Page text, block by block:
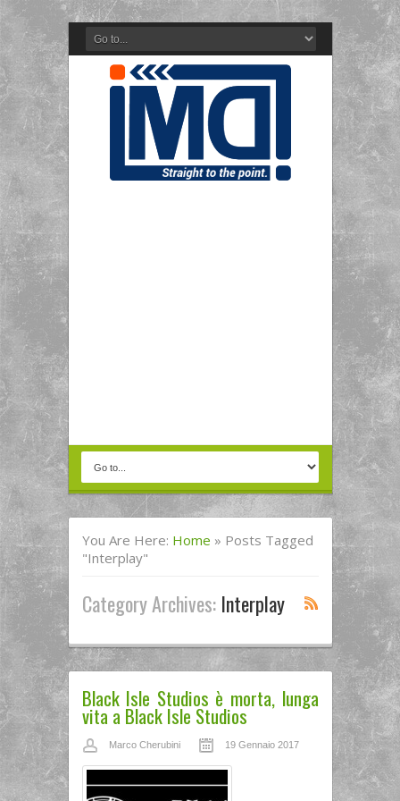
You Are Here: Home » Posts Tagged
"interplay"
Category Archives: Interplay
Black Isle Studios è morta, lunga
vita a Black Isle Studios
Marco Cherubini 19 Gennaio 2017